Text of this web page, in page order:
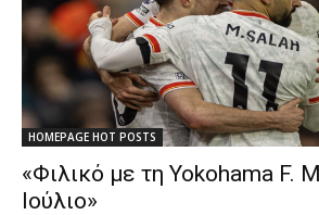
HOMEPAGE HOT POSTS
«Φιλικό με τη Yokohama F.
Ιούλιο»